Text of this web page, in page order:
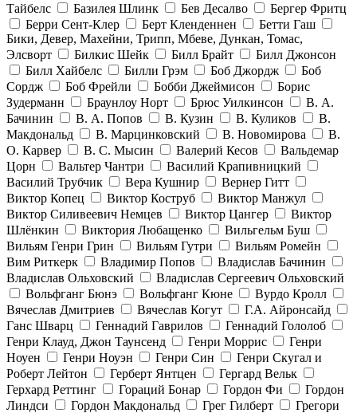
Тайбелс
Базилея Шлинк Бев Десалво
Бергер Фритц
Берри Сент-Клер
Берт Кленденнен
Бетти Гаш
Бики, Девер, Махейни, Трипп, Мбеве, Дункан, Томас,
Элсворт
Билкис Шейк Билл Брайт
Билл Джонсон
Билл Хайбелс
Билли Грэм Боб Джордж
Боб
Сордж
Боб Фрейли Бобби Джеймисон
Борис
Зудерманн
Браунлоу Норт Брюс Уилкинсон
В. А.
Бачинин
В. А. Попов В. Кузин В. Куликов
В.
Макдональд
В. Марцинковский В. Новомирова
В.
О. Карвер
В. С. Мысин Валерий Кесов
Вальдемар
Цорн
Вальтер Чантри
Василий Крапивницкий
Василий Трубчик
Вера Кушнир
Вернер Гитт
Виктор Копец
Виктор Коструб
Виктор Манжул
Виктор Силивеевич Немцев
Виктор Цангер
Виктор
Шлёнкин
Виктория Любащенко
Вильгельм Буш
Вильям Генри Грин
Вильям Гутри
Вильям Ромейн
Вим Риткерк
Владимир Попов
Владислав Бачинин
Владислав Ольховский
Владислав Сергеевич Ольховский
Вольфганг Бюнэ
Вольфганг Кюне
Вурдо Кролл
Вячеслав Дмитриев
Вячеслав Когут
Г.А. Айронсайд
Ганс Шварц
Геннадий Гаврилов
Геннадий Гололоб
Генри Клауд, Джон Таунсенд
Генри Моррис
Генри
Ноуен
Генри Ноуэн Генри Син
Генри Скугал и
Роберт Лейтон
Герберт Янтцен
Гергард Вельк
Герхард Реттинг
Гораций Бонар Гордон Фи
Гордон
Линдси
Гордон Макдональд Грег Гилберт
Грегори